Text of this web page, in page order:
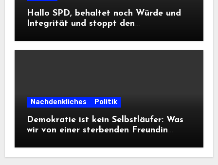
Hallo SPD, behaltet noch Würde und
Integrität und stoppt den
Informationsfreiheit!
Nachdenkliches Politik
Demokratie ist kein Selbstläufer: Was
wir von einer sterbenden Freundin